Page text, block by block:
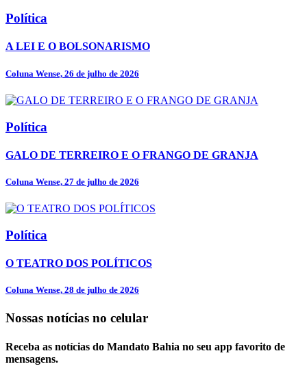
Política
A LEI E O BOLSONARISMO
Coluna Wense, 26 de julho de 2026
Política
GALO DE TERREIRO E O FRANGO DE GRANJA
Coluna Wense, 27 de julho de 2026
Política
O TEATRO DOS POLÍTICOS
Coluna Wense, 28 de julho de 2026
Nossas notícias no celular
Receba as notícias do Mandato Bahia no seu app favorito de
mensagens.